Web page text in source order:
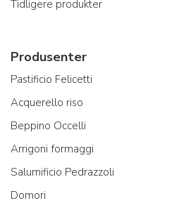
Tidligere produkter
Produsenter
Pastificio Felicetti
Acquerello riso
Beppino Occelli
Arrigoni formaggi
Salumificio Pedrazzoli
Domori